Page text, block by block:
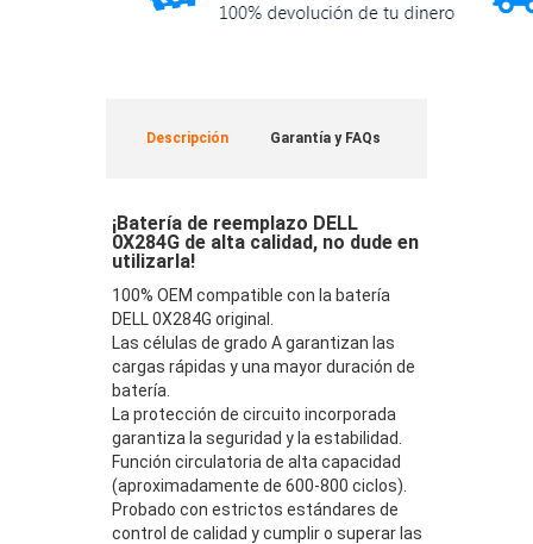
Descripción Garantía y FAQs
¡Batería de reemplazo DELL
0X284G de alta calidad, no dude en
utilizarla!
100% OEM compatible con la batería
DELL 0X284G original.
Las células de grado A garantizan las
cargas rápidas y una mayor duración de
batería.
La protección de circuito incorporada
garantiza la seguridad y la estabilidad.
Función circulatoria de alta capacidad
(aproximadamente de 600-800 ciclos).
Probado con estrictos estándares de
control de calidad y cumplir o superar las